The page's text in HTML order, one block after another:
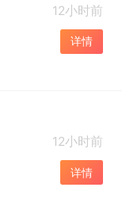
12小时前
详情
12小时前
详情